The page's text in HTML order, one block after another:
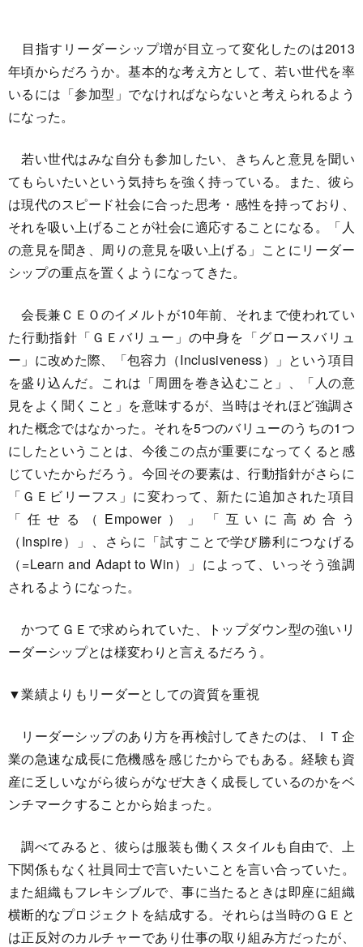
目指すリーダーシップ増が目立って変化したのは2013
年頃からだろうか。基本的な考え方として、若い世代を率
いるには「参加型」でなければならないと考えられるよう
になった。
若い世代はみな自分も参加したい、きちんと意見を聞い
てもらいたいという気持ちを強く持っている。また、彼ら
は現代のスピード社会に合った思考・感性を持っており、
それを吸い上げることが社会に適応することになる。「人
の意見を聞き、周りの意見を吸い上げる」ことにリーダー
シップの重点を置くようになってきた。
会長兼ＣＥＯのイメルトが10年前、それまで使われてい
た行動指針「ＧＥバリュー」の中身を「グロースバリュ
ー」に改めた際、「包容力（Inclusiveness）」という項目
を盛り込んだ。これは「周囲を巻き込むこと」、「人の意
見をよく聞くこと」を意味するが、当時はそれほど強調さ
れた概念ではなかった。それを5つのバリューのうちの1つ
にしたということは、今後この点が重要になってくると感
じていたからだろう。今回その要素は、行動指針がさらに
「ＧＥビリーフス」に変わって、新たに追加された項目
「任せる（Empower）」「互いに高め合う
（Inspire）」、さらに「試すことで学び勝利につなげる
（=Learn and Adapt to Win）」によって、いっそう強調
されるようになった。
かつてＧＥで求められていた、トップダウン型の強いリ
ーダーシップとは様変わりと言えるだろう。
▼業績よりもリーダーとしての資質を重視
リーダーシップのあり方を再検討してきたのは、ＩＴ企
業の急速な成長に危機感を感じたからでもある。経験も資
産に乏しいながら彼らがなぜ大きく成長しているのかをベ
ンチマークすることから始まった。
調べてみると、彼らは服装も働くスタイルも自由で、上
下関係もなく社員同士で言いたいことを言い合っていた。
また組織もフレキシブルで、事に当たるときは即座に組織
横断的なプロジェクトを結成する。それらは当時のＧＥと
は正反対のカルチャーであり仕事の取り組み方だったが、